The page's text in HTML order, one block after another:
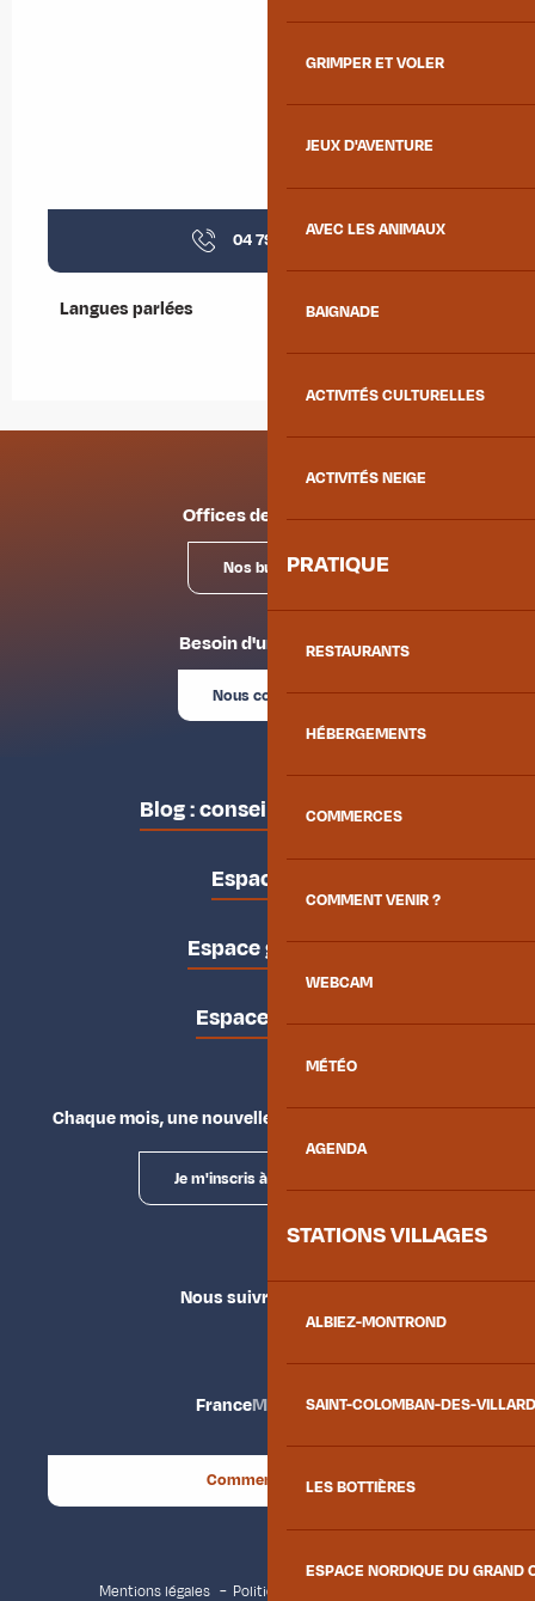
GRIMPER ET VOLER
JEUX D'AVENTURE
AVEC LES ANIMAUX
BAIGNADE
ACTIVITÉS CULTURELLES
ACTIVITÉS NEIGE
PRATIQUE
RESTAURANTS
HÉBERGEMENTS
COMMERCES
COMMENT VENIR ?
WEBCAM
MÉTÉO
AGENDA
STATIONS VILLAGES
ALBIEZ-MONTROND
SAINT-COLOMBAN-DES-
LES BOTTIÈRES
ESPACE NORDIQUE DU GRAND
04 79 64 11▒▒
Langues parlées
Langues parlées
Offices de tourisme
Nos bureaux
Besoin d'un conseil ?
Nous contacter
Blog : conseils des locaux
Espace pro
Espace groupes
Espace presse
Chaque mois, une nouvelle façon d'explorer la vallée.
Je m'inscris à la newsletter
Nous suivre
FranceMaurienne
Comment venir ?
Mentions légales Politique de confidentialité